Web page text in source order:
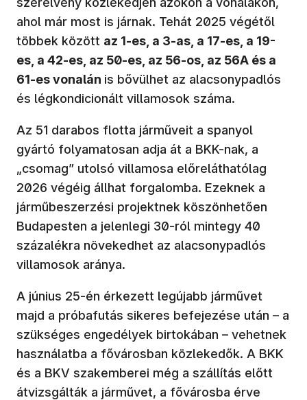
ahol már most is járnak. Tehát 2025 végétől
többek között az 1-es, a 3-as, a 17-es, a 19-
es, a 42-es, az 50-es, az 56-os, az 56A és a
61-es vonalán is bővülhet az alacsonypadlós
és légkondicionált villamosok száma.
Az 51 darabos flotta járműveit a spanyol
gyártó folyamatosan adja át a BKK-nak, a
„csomag” utolsó villamosa előreláthatólag
2026 végéig állhat forgalomba. Ezeknek a
járműbeszerzési projektnek köszönhetően
Budapesten a jelenlegi 30-ról mintegy 40
százalékra növekedhet az alacsonypadlós
villamosok aránya.
A június 25-én érkezett legújabb járművet
majd a próbafutás sikeres befejezése után – a
szükséges engedélyek birtokában – vehetnek
használatba a fővárosban közlekedők. A BKK
és a BKV szakemberei még a szállítás előtt
átvizsgálták a járművet, a fővárosba érve